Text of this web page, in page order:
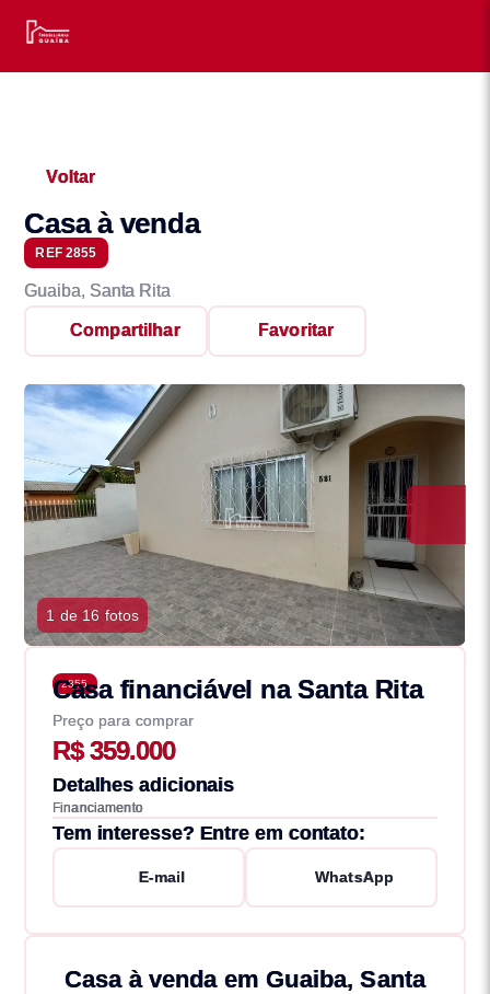
Voltar
Casa à venda
REF 2855
Guaiba, Santa Rita
Compartilhar Favoritar
1 de 16 fotos
2855
Casa financiável na Santa Rita
Preço para comprar
R$ 359.000
Detalhes adicionais
Financiamento
Tem interesse? Entre em contato:
E-mail WhatsApp
Casa à venda em Guaiba, Santa